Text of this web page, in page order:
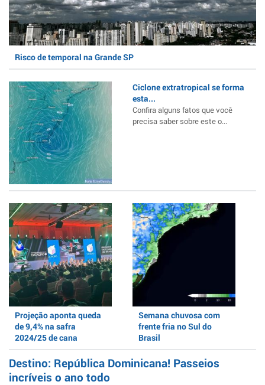
Risco de temporal na Grande SP
Ciclone extratropical se forma
esta...
Confira alguns fatos que você
precisa saber sobre este o...
Projeção aponta queda
de 9,4% na safra
2024/25 de cana
Semana chuvosa com
frente fria no Sul do
Brasil
Destino: República Dominicana! Passeios
incríveis o ano todo